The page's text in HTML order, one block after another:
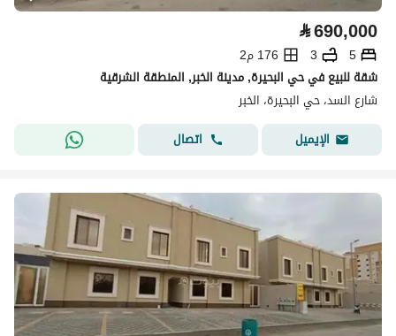
⃁690,000
5
3
176 م2
شقة للبيع في حي البحيرة, مدينة الخبر, المنطقة الشرقية
شارع السد، حي البحيرة، الخبر
الإيميل
اتصال